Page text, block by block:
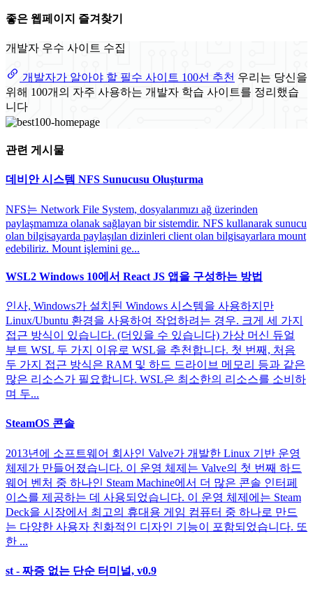
좋은 웹페이지 즐겨찾기
개발자 우수 사이트 수집
개발자가 알아야 할 필수 사이트 100선 추천 우리는 당신을
위해 100개의 자주 사용하는 개발자 학습 사이트를 정리했습
니다
관련 게시물
데비안 시스템 NFS Sunucusu Oluşturma
NFS는 Network File System, dosyalarımızı ağ üzerinden
paylaşmamıza olanak sağlayan bir sistemdir. NFS kullanarak sunucu
olan bilgisayarda paylaşılan dizinleri client olan bilgisayarlara mount
edebiliriz. Mount işlemini ge...
WSL2 Windows 10에서 React JS 앱을 구성하는 방법
인사, Windows가 설치된 Windows 시스템을 사용하지만
Linux/Ubuntu 환경을 사용하여 작업하려는 경우. 크게 세 가지
접근 방식이 있습니다. (더있을 수 있습니다) 가상 머신 듀얼
부트 WSL 두 가지 이유로 WSL을 추천합니다. 첫 번째, 처음
두 가지 접근 방식은 RAM 및 하드 드라이브 메모리 등과 같은
많은 리소스가 필요합니다. WSL은 최소한의 리소스를 소비하
며 두...
SteamOS 콘솔
2013년에 소프트웨어 회사인 Valve가 개발한 Linux 기반 운영
체제가 만들어졌습니다. 이 운영 체제는 Valve의 첫 번째 하드
웨어 벤처 중 하나인 Steam Machine에서 더 많은 콘솔 인터페
이스를 제공하는 데 사용되었습니다. 이 운영 체제에는 Steam
Deck을 시장에서 최고의 휴대용 게임 컴퓨터 중 하나로 만드
는 다양한 사용자 친화적인 디자인 기능이 포함되었습니다. 또
한 ...
st - 짜증 없는 단순 터미널, v0.9